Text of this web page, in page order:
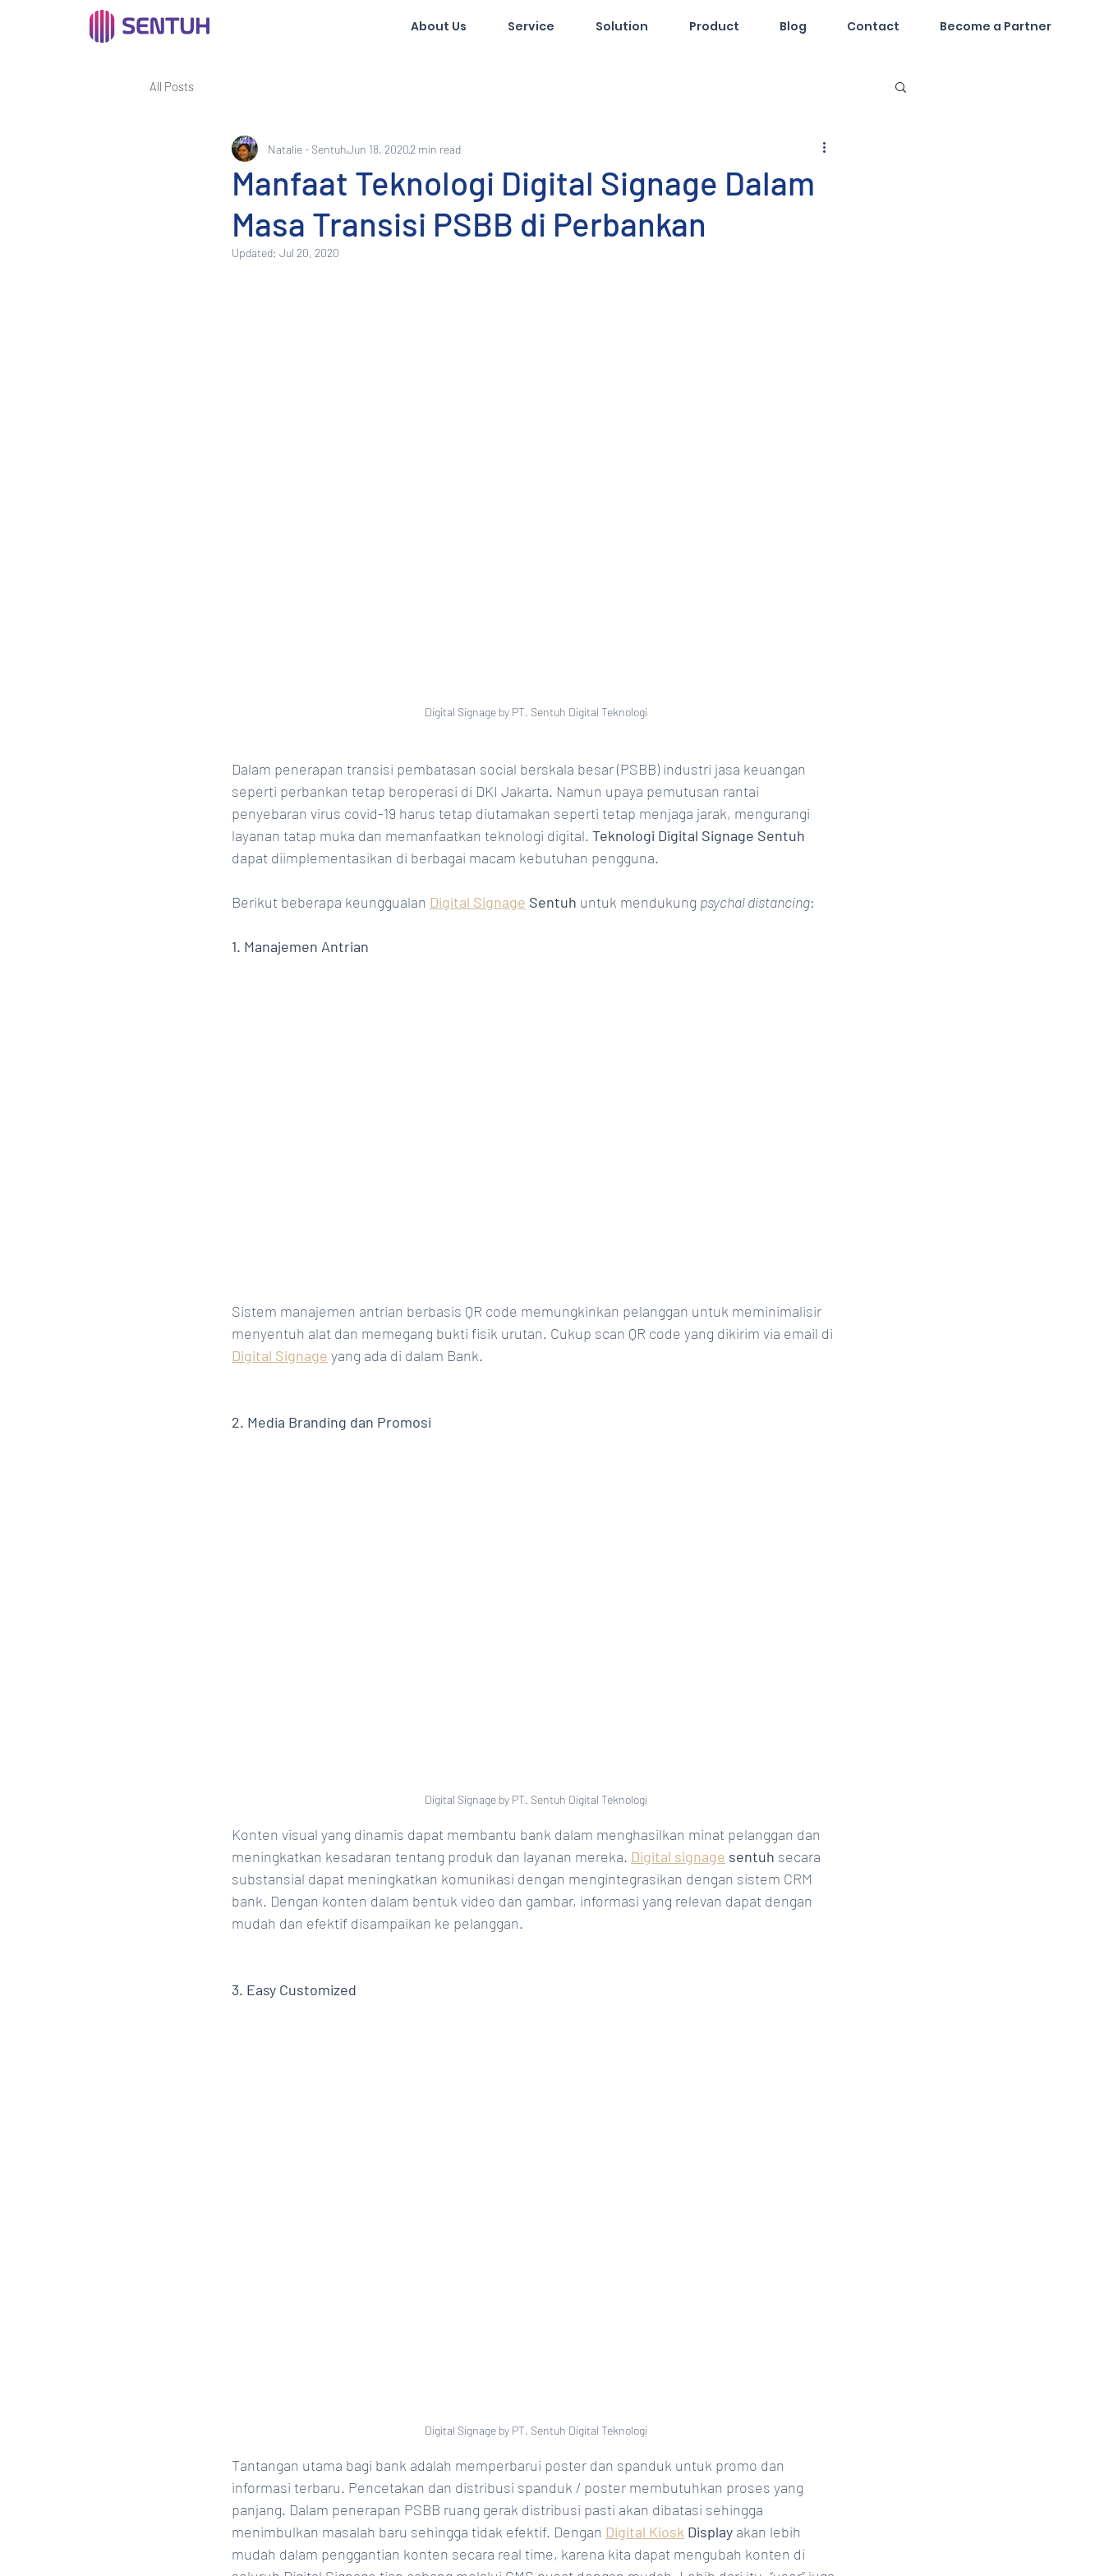
About Us Service Solution Product Blog Contact Become a Partner
All Posts
Manfaat Teknologi Digital Signage Dalam
Masa Transisi PSBB di Perbankan
Natalie - SentuhJun 18, 20202 min read
Updated: Jul 20, 2020
Digital Signage by PT. Sentuh Digital Teknologi
Dalam penerapan transisi pembatasan social berskala besar (PSBB) industri jasa keuangan
seperti perbankan tetap beroperasi di DKI Jakarta. Namun upaya pemutusan rantai
penyebaran virus covid-19 harus tetap diutamakan seperti tetap menjaga jarak, mengurangi
layanan tatap muka dan memanfaatkan teknologi digital. Teknologi Digital Signage Sentuh
dapat diimplementasikan di berbagai macam kebutuhan pengguna.
Berikut beberapa keunggualan Digital Signage Sentuh untuk mendukung psychal distancing:
1. Manajemen Antrian
Sistem manajemen antrian berbasis QR code memungkinkan pelanggan untuk meminimalisir
menyentuh alat dan memegang bukti fisik urutan. Cukup scan QR code yang dikirim via email di
Digital Signage yang ada di dalam Bank.
2. Media Branding dan Promosi
Digital Signage by PT. Sentuh Digital Teknologi
Konten visual yang dinamis dapat membantu bank dalam menghasilkan minat pelanggan dan
meningkatkan kesadaran tentang produk dan layanan mereka. Digital signage sentuh secara
substansial dapat meningkatkan komunikasi dengan mengintegrasikan dengan sistem CRM
bank. Dengan konten dalam bentuk video dan gambar, informasi yang relevan dapat dengan
mudah dan efektif disampaikan ke pelanggan.
3. Easy Customized
Digital Signage by PT. Sentuh Digital Teknologi
Tantangan utama bagi bank adalah memperbarui poster dan spanduk untuk promo dan
informasi terbaru. Pencetakan dan distribusi spanduk / poster membutuhkan proses yang
panjang. Dalam penerapan PSBB ruang gerak distribusi pasti akan dibatasi sehingga
menimbulkan masalah baru sehingga tidak efektif. Dengan Digital Kiosk Display akan lebih
mudah dalam penggantian konten secara real time, karena kita dapat mengubah konten di